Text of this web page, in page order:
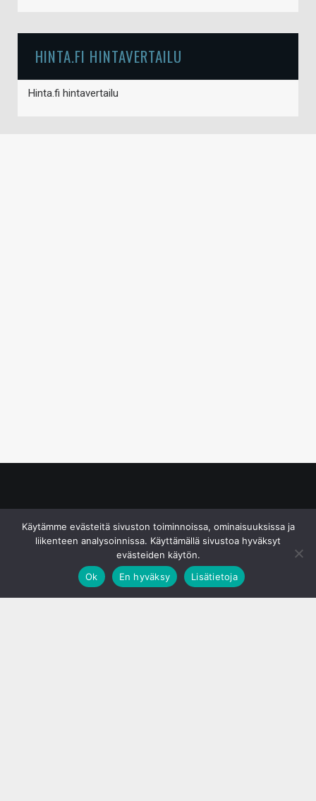
HINTA.FI HINTAVERTAILU
Hinta.fi hintavertailu
Käytämme evästeitä sivuston toiminnoissa, ominaisuuksissa ja
liikenteen analysoinnissa. Käyttämällä sivustoa hyväksyt
evästeiden käytön.
Ok
En hyväksy Lisätietoja